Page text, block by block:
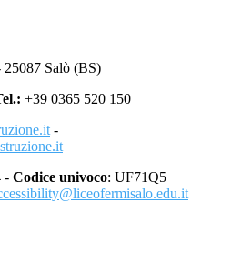
Salò (BS)
+39 0365 520 150
-
- Codice univoco: UF71Q5